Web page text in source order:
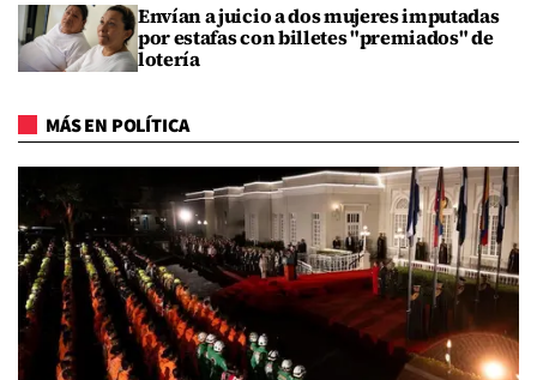
Envían a juicio a dos mujeres imputadas
por estafas con billetes "premiados" de
lotería
MÁS EN POLÍTICA